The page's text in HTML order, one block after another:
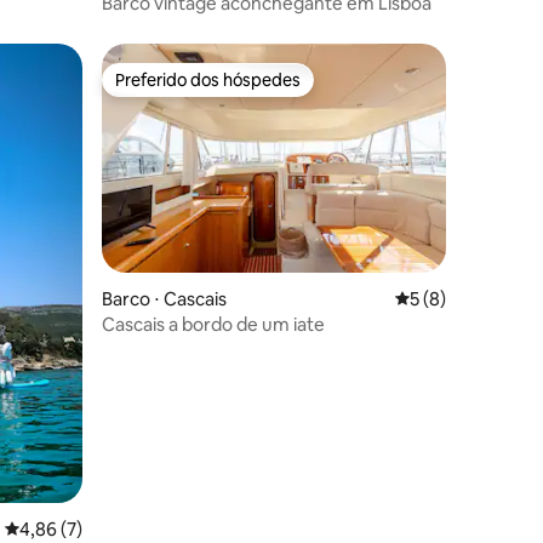
4,86 de uma avaliação média de 5, 7 avaliações
4,86 (7)
Preferido dos hóspedes
Preferido dos hóspedes
Barco ⋅ Cascais 5 de uma
5 (8)
Cascais a bordo de um iate